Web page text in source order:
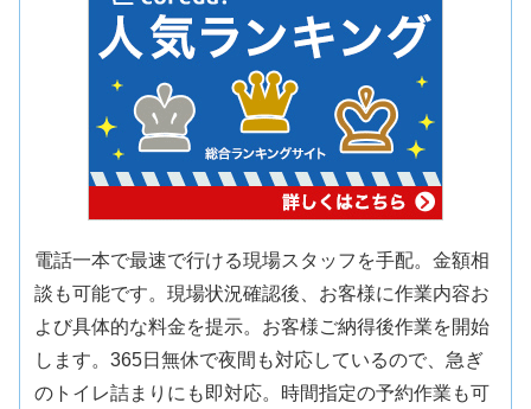
電話一本で最速で行ける現場スタッフを手配。金額相
談も可能です。現場状況確認後、お客様に作業内容お
よび具体的な料金を提示。お客様ご納得後作業を開始
します。365日無休で夜間も対応しているので、急ぎ
のトイレ詰まりにも即対応。時間指定の予約作業も可